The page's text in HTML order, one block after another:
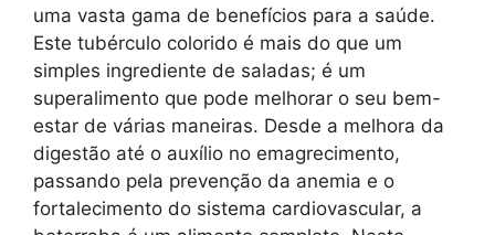
uma vasta gama de benefícios para a saúde.
Este tubérculo colorido é mais do que um
simples ingrediente de saladas; é um
superalimento que pode melhorar o seu bem-
estar de várias maneiras. Desde a melhora da
digestão até o auxílio no emagrecimento,
passando pela prevenção da anemia e o
fortalecimento do sistema cardiovascular, a